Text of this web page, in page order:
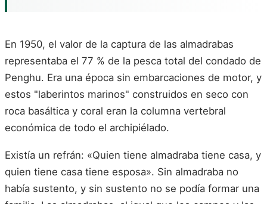
En 1950, el valor de la captura de las almadrabas
representaba el 77 % de la pesca total del condado de
Penghu. Era una época sin embarcaciones de motor, y
estos "laberintos marinos" construidos en seco con
roca basáltica y coral eran la columna vertebral
económica de todo el archipiélado.
Existía un refrán: «Quien tiene almadraba tiene casa, y
quien tiene casa tiene esposa». Sin almadraba no
había sustento, y sin sustento no se podía formar una